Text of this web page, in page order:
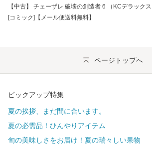
【中古】 チェーザレ 破壊の創造者 6 （KCデラック
[コミック]【メール便送料無料】
ページトップへ
ピックアップ特集
夏の挨拶、まだ間に合います。
夏の必需品！ひんやりアイテム
旬の美味しさをお届け！夏の瑞々しい果物